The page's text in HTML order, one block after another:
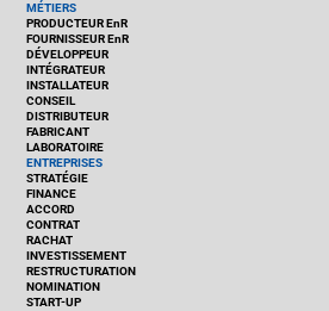
MÉTIERS
PRODUCTEUR EnR
FOURNISSEUR EnR
DÉVELOPPEUR
INTÉGRATEUR
INSTALLATEUR
CONSEIL
DISTRIBUTEUR
FABRICANT
LABORATOIRE
ENTREPRISES
STRATÉGIE
FINANCE
ACCORD
CONTRAT
RACHAT
INVESTISSEMENT
RESTRUCTURATION
NOMINATION
START-UP